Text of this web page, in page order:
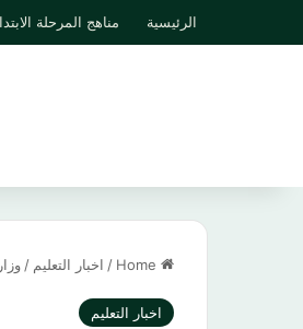
الرئيسية مناهج المرحلة
/ اخبار التعليم /
اخبار التعليم